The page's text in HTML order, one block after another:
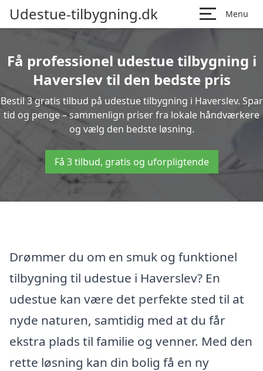
Udestue-tilbygning.dk Menu
Få professionel udestue tilbygning i
Haverslev til den bedste pris
Bestil 3 gratis tilbud på udestue tilbygning i Haverslev. Spar
tid og penge – sammenlign priser fra lokale håndværkere
og vælg den bedste løsning.
Få 3 tilbud, gratis og uforpligtende
Drømmer du om en smuk og funktionel
tilbygning til udestue i Haverslev? En
udestue kan være det perfekte sted til at
nyde naturen, samtidig med at du får
ekstra plads til familie og venner. Med den
rette løsning kan din bolig få en ny